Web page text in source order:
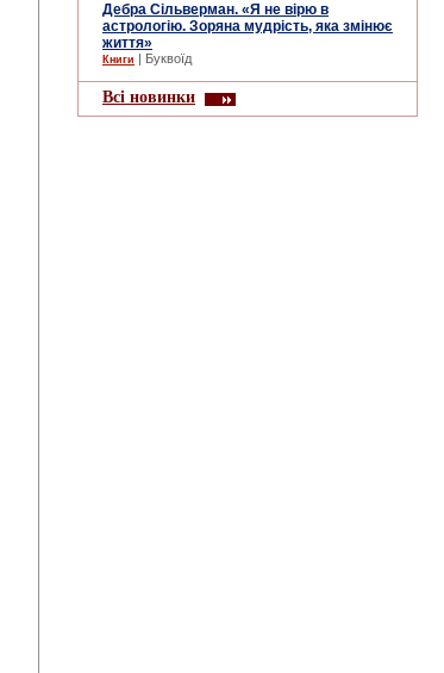
Дебра Сільверман. «Я не вірю в
астрологію. Зоряна мудрість, яка змінює
життя»
Книги | Буквоїд
Всі новинки